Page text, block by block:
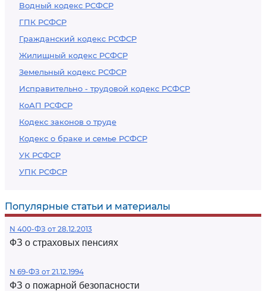
Водный кодекс РСФСР
ГПК РСФСР
Гражданский кодекс РСФСР
Жилищный кодекс РСФСР
Земельный кодекс РСФСР
Исправительно - трудовой кодекс РСФСР
КоАП РСФСР
Кодекс законов о труде
Кодекс о браке и семье РСФСР
УК РСФСР
УПК РСФСР
Популярные статьи и материалы
N 400-ФЗ от 28.12.2013
ФЗ о страховых пенсиях
N 69-ФЗ от 21.12.1994
ФЗ о пожарной безопасности